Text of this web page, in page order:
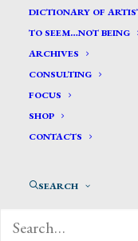
DICTIONARY OF
TO SEEM…NOT BEING
ARCHIVES
CONSULTING
FOCUS
SHOP
CONTACTS
SEARCH